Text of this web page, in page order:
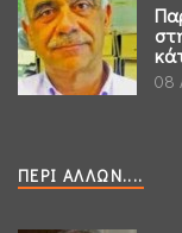
08
ΠΕΡΊ ΆΛΛΩΝ....